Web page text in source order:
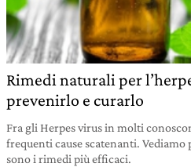
Rimedi naturali per
prevenirlo e curarlo
Fra gli Herpes virus in molti
frequenti cause scatenanti.
sono i rimedi più efficaci.